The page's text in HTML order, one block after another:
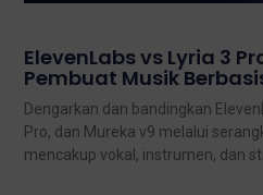
ElevenLabs vs Lyria 3
Pembuat Musik
Dengarkan dan bandingkan
Pro, dan Mureka v9 melalui
mencakup vokal, instrumen, dan